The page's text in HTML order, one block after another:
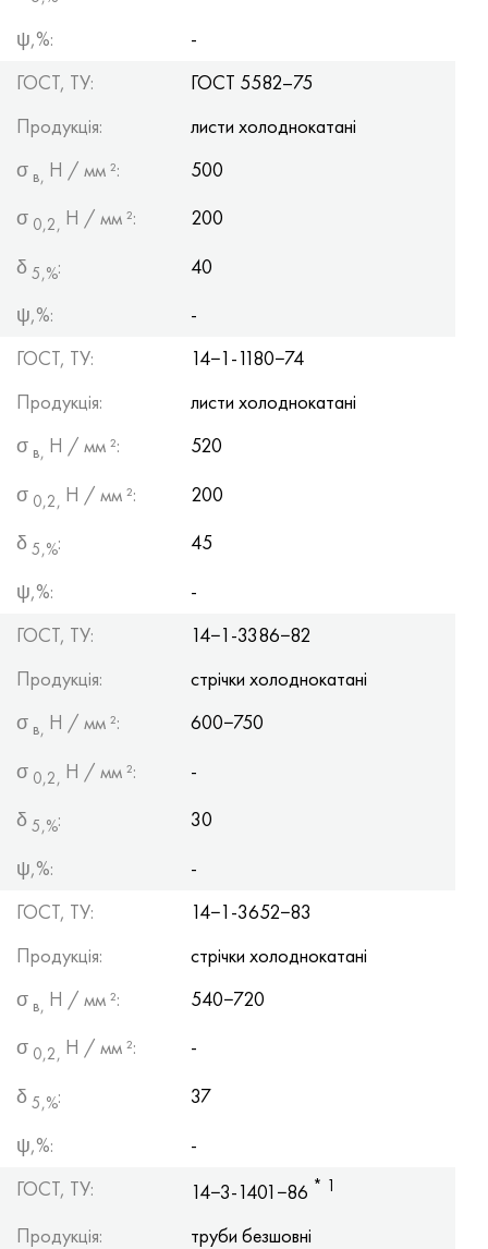
ψ,%:
-
ГОСТ, ТУ:
ГОСТ 5582–75
Продукція:
листи холоднокатані
σ в, Н / мм ²:
500
σ 0,2, Н / мм ²:
200
δ 5,%:
40
ψ,%:
-
ГОСТ, ТУ:
14−1-1180−74
Продукція:
листи холоднокатані
σ в, Н / мм ²:
520
σ 0,2, Н / мм ²:
200
δ 5,%:
45
ψ,%:
-
ГОСТ, ТУ:
14−1-3386−82
Продукція:
стрічки холоднокатані
σ в, Н / мм ²:
600−750
σ 0,2, Н / мм ²:
-
δ 5,%:
30
ψ,%:
-
ГОСТ, ТУ:
14−1-3652−83
Продукція:
стрічки холоднокатані
σ в, Н / мм ²:
540−720
σ 0,2, Н / мм ²:
-
δ 5,%:
37
ψ,%:
-
ГОСТ, ТУ:
14−3-1401−86 * 1
Продукція:
труби безшовні